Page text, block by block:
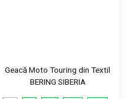
Geacă Moto Touring din Textil
BERING SIBERIA